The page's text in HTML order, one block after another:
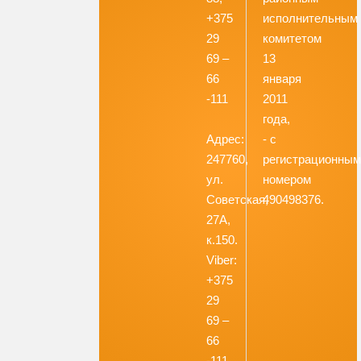
+375
29
69 –
66
-111
Адрес:
247760,
ул.
Советская,
27А,
к.150.
Viber:
+375
29
69 –
66
исполнительным
комитетом
13
января
2011
года,
- с
регистрационным
номером
490498376.